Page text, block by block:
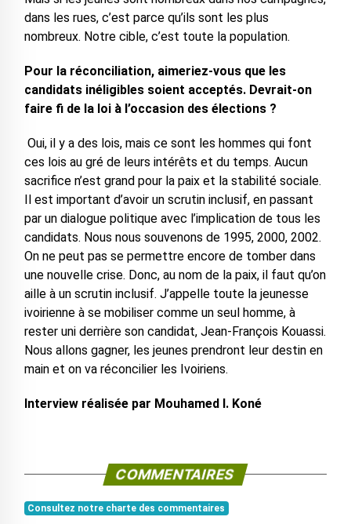
dans les rues, c’est parce qu’ils sont les plus
nombreux. Notre cible, c’est toute la population.
Pour la réconciliation, aimeriez-vous que les
candidats inéligibles soient acceptés. Devrait-on
faire fi de la loi à l’occasion des élections ?
Oui, il y a des lois, mais ce sont les hommes qui font
ces lois au gré de leurs intérêts et du temps. Aucun
sacrifice n’est grand pour la paix et la stabilité sociale.
Il est important d’avoir un scrutin inclusif, en passant
par un dialogue politique avec l’implication de tous les
candidats. Nous nous souvenons de 1995, 2000, 2002.
On ne peut pas se permettre encore de tomber dans
une nouvelle crise. Donc, au nom de la paix, il faut qu’on
aille à un scrutin inclusif. J’appelle toute la jeunesse
ivoirienne à se mobiliser comme un seul homme, à
rester uni derrière son candidat, Jean-François Kouassi.
Nous allons gagner, les jeunes prendront leur destin en
main et on va réconcilier les Ivoiriens.
Interview réalisée par Mouhamed I. Koné
COMMENTAIRES
Consultez notre charte des commentaires